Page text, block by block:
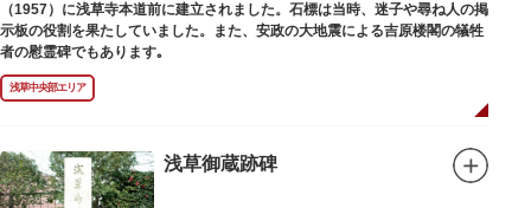
（1957）に浅草寺本道前に建立されました。石標は当時、迷子や尋ね人の掲
示板の役割を果たしていました。また、安政の大地震による吉原楼閣の犠牲
者の慰霊碑でもあります｡
浅草中央部エリア
浅草御蔵跡碑